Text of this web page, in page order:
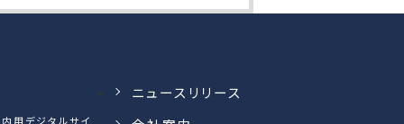
用デジタルサイ
ニュースリリース